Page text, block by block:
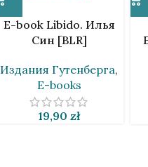
E-book Libido. Илья
Син [BLR]
Издания Гутенберга,
E-books
19,90 zł